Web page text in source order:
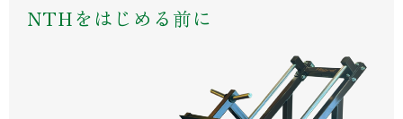
NTHをはじめる前に